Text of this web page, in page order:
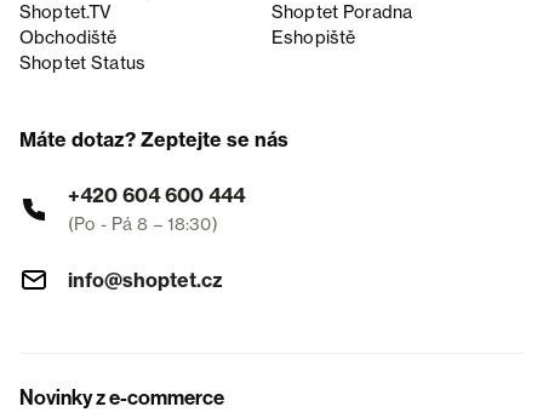
Shoptet.TV
Shoptet Poradna
Obchodiště
Eshopiště
Shoptet Status
Máte dotaz? Zeptejte se nás
+420 604 600 444
(Po - Pá 8 – 18:30)
info@shoptet.cz
Novinky z e-commerce